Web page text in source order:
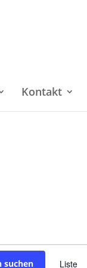
Kontakt
suchen Liste